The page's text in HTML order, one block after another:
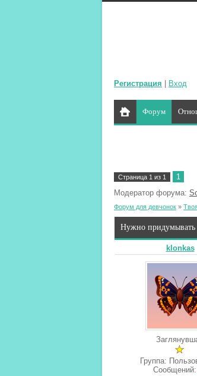
Регистрация Вход
Форум
Страница 1 из 1
1
Модератор форума:
Форум для девчонок »
Нужно придумывать
klonkas
Группа:
Сообщений: